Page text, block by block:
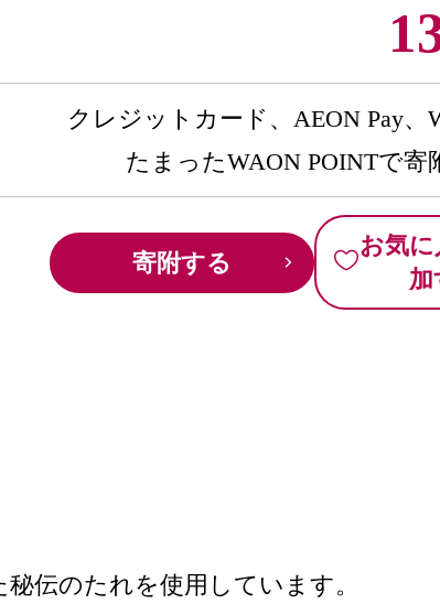
クレジットカード、AEON Pay、
たまったWAON POINTで寄
寄附する
お気
加
伝のたれを使用しています。